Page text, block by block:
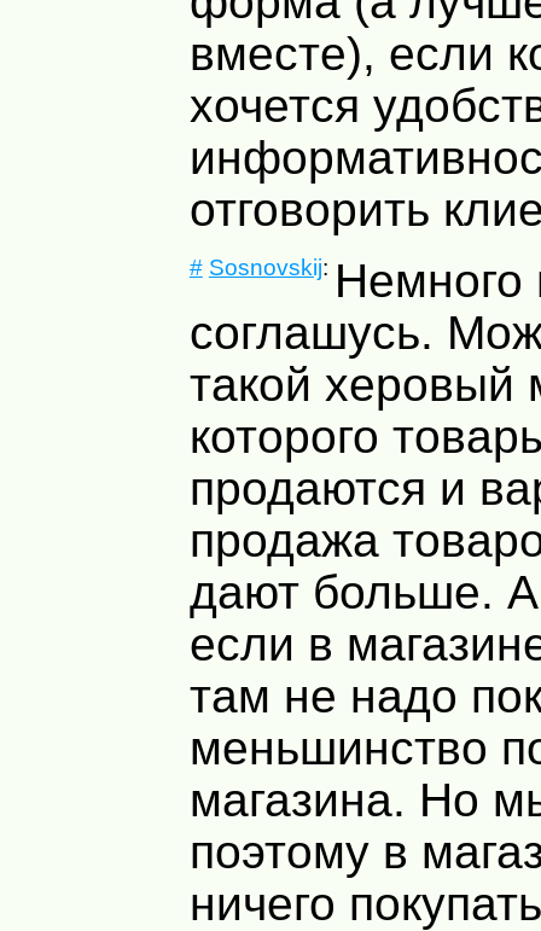
вместе), если
хочется
отговорить
# Sosnovskij: Немного
соглашусь.
такой херовый
которого
продаются и
продажа
дают больше.
если в
там не надо
меньшинство
магазина. Но
поэтому в
ничего